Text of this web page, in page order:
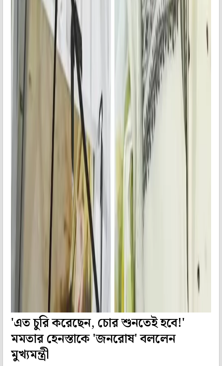
'এত চুরি করেছেন, চোর শুনতেই হবে!'
মমতার হেনস্তাকে 'জনরোষ' বললেন
মুখ্যমন্ত্রী